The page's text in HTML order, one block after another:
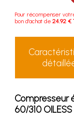
Pour récompenser
bon d'achat de 24.92 €
Compresseur
60/310 OILESS